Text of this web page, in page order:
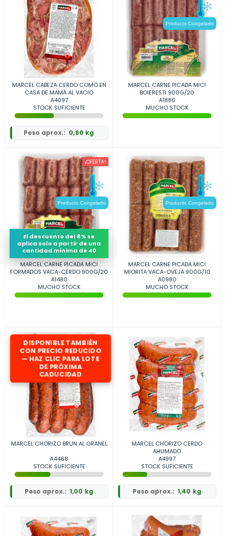
MARCEL CABEZA CERDO COMO EN
CASA DE MAMÁ AL VACIO
A4097
STOCK SUFICIENTE
Peso aprox.: 0,60 kg
Producto Congelado
MARCEL CARNE PICADA MICI
BOIERESTI 900G/20
A1886
MUCHO STOCK
El descuento del 8% se
aplica solo a partir de una
cantidad mínima de 40
Producto Congelado
¡OFERTA!
MARCEL CARNE PICADA MICI
FORMADOS VACA-CERDO 900G/20
A1480
MUCHO STOCK
Producto Congelado
MARCEL CARNE PICADA MICI
MIORITA VACA-OVEJA 900G/10
A0980
MUCHO STOCK
DISPONIBLE TAMBIÉN
CON PRECIO REDUCIDO
— HAZ CLIC PARA LOTE
DE PRÓXIMA
CADUCIDAD
MARCEL CHORIZO BRUN AL GRANEL
A4468
STOCK SUFICIENTE
Peso aprox.: 1,00 kg
MARCEL CHORIZO CERDO
AHUMADO
A4997
STOCK SUFICIENTE
Peso aprox.: 1,40 kg